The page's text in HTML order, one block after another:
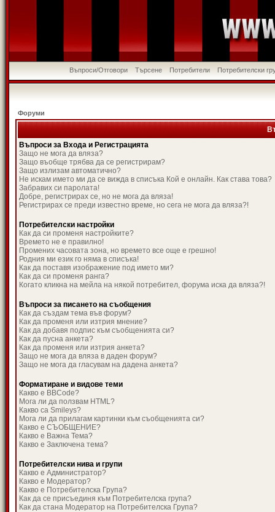
Въпроси/Отговори Търсене Потребители Потребителски
Форуми
Въпроси за Входа и Регистрацията
Защо не мога да вляза?
Защо въобще трябва да се регистрирам?
Защо излизам автоматично?
Не искам името ми да се вижда в списъка Кой е онлайн. Как става това?
Забравих си паролата!
Добре, регистрирах се, но не мога да вляза!
Регистрирах се преди известно време, но сега не мога да вляза?!
Потребителски настройки
Как да си променя настройките?
Времето не е правилно!
Промених часовата зона, но времето все още е грешно!
Родния ми език го няма в списъка!
Как да поставя изображение под името ми?
Как да си променя ранга?
Когато кликна на мейла на някой потребител, форума иска да вляза?!
Въпроси за писането на съобщения
Как да създам тема във форум?
Как да променя или изтрия мнение?
Как да добавя подпис към съобщенията си?
Как да пусна анкета?
Как да променя или изтрия анкета?
Защо не мога да вляза в даден форум?
Защо не мога да гласувам на дадена анкета?
Форматиране и видове теми
Какво е BBCode?
Мога ли да ползвам HTML?
Какво са Smileys?
Мога ли да прилагам картинки към съобщенията си?
Какво е СЪОБЩЕНИЕ?
Какво е Важна Тема?
Какво е Заключена тема?
Потребителски нива и групи
Какво е Администратор?
Какво е Модератор?
Какво е Потребителска Група?
Как да се присъединя към Потребителска група?
Как да стана Модератор на Потребителска Група?